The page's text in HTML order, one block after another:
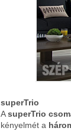
superTrio
AsuperTrio
kényelmét a